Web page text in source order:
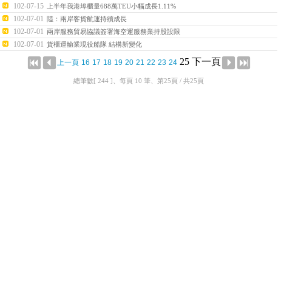
102-07-15 上半年我港埠櫃量688萬TEU小幅成長1.11%
102-07-01 陸：兩岸客貨航運持續成長
102-07-01 兩岸服務貿易協議簽署海空運服務業持股設限
102-07-01 貨櫃運輸業現役船隊 結構新變化
上一頁 16 17 18 19 20 21 22 23 24 25 下一頁
總筆數[ 244 ]、每頁 10 筆、第25頁 / 共25頁